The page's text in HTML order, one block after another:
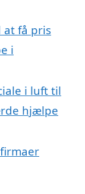
at få pris
i
i luft til
hjælpe